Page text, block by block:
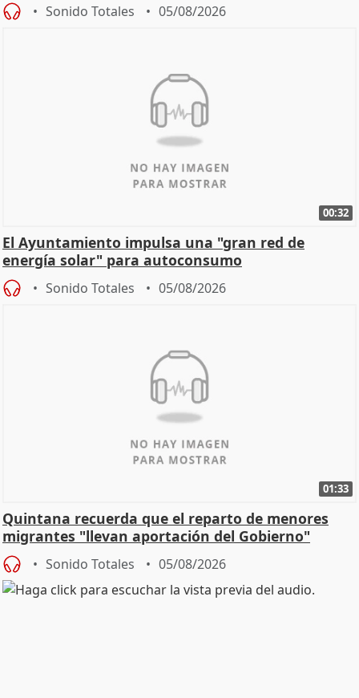
Sonido Totales 05/08/2026
00:32
El Ayuntamiento impulsa una "gran red de
energía solar" para autoconsumo
Sonido Totales 05/08/2026
01:33
Quintana recuerda que el reparto de menores
migrantes "llevan aportación del Gobierno"
central
Sonido Totales 05/08/2026